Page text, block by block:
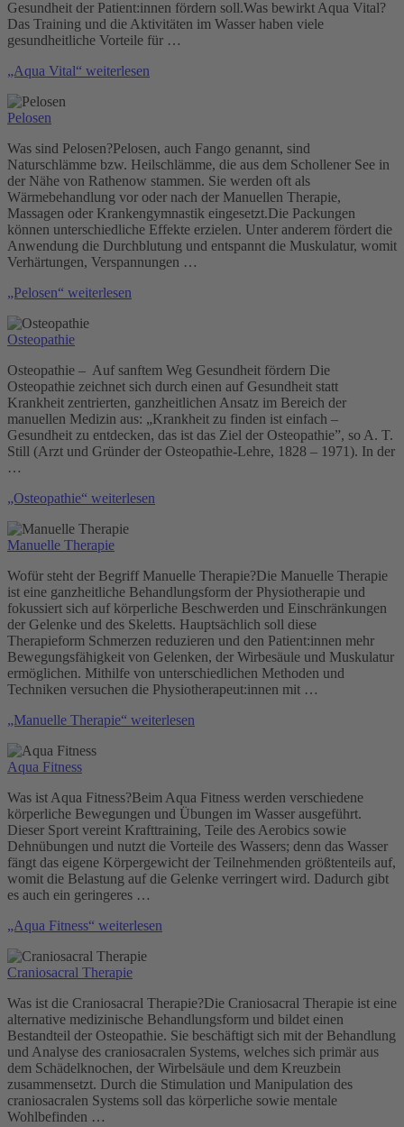
Gesundheit der Patient:innen fördern soll.Was bewirkt Aqua Vital?
Das Training und die Aktivitäten im Wasser haben viele
gesundheitliche Vorteile für …
„Aqua Vital“ weiterlesen
Pelosen
Was sind Pelosen?Pelosen, auch Fango genannt, sind
Naturschlämme bzw. Heilschlämme, die aus dem Schollener See in
der Nähe von Rathenow stammen. Sie werden oft als
Wärmebehandlung vor oder nach der Manuellen Therapie,
Massagen oder Krankengymnastik eingesetzt.Die Packungen
können unterschiedliche Effekte erzielen. Unter anderem fördert die
Anwendung die Durchblutung und entspannt die Muskulatur, womit
Verhärtungen, Verspannungen …
„Pelosen“ weiterlesen
Osteopathie
Osteopathie – Auf sanftem Weg Gesundheit fördern Die
Osteopathie zeichnet sich durch einen auf Gesundheit statt
Krankheit zentrierten, ganzheitlichen Ansatz im Bereich der
manuellen Medizin aus: „Krankheit zu finden ist einfach –
Gesundheit zu entdecken, das ist das Ziel der Osteopathie”, so A. T.
Still (Arzt und Gründer der Osteopathie-Lehre, 1828 – 1971). In der
…
„Osteopathie“ weiterlesen
Manuelle Therapie
Wofür steht der Begriff Manuelle Therapie?Die Manuelle Therapie
ist eine ganzheitliche Behandlungsform der Physiotherapie und
fokussiert sich auf körperliche Beschwerden und Einschränkungen
der Gelenke und des Skeletts. Hauptsächlich soll diese
Therapieform Schmerzen reduzieren und den Patient:innen mehr
Bewegungsfähigkeit von Gelenken, der Wirbesäule und Muskulatur
ermöglichen. Mithilfe von unterschiedlichen Methoden und
Techniken versuchen die Physiotherapeut:innen mit …
„Manuelle Therapie“ weiterlesen
Aqua Fitness
Was ist Aqua Fitness?Beim Aqua Fitness werden verschiedene
körperliche Bewegungen und Übungen im Wasser ausgeführt.
Dieser Sport vereint Krafttraining, Teile des Aerobics sowie
Dehnübungen und nutzt die Vorteile des Wassers; denn das Wasser
fängt das eigene Körpergewicht der Teilnehmenden größtenteils auf,
womit die Belastung auf die Gelenke verringert wird. Dadurch gibt
es auch ein geringeres …
„Aqua Fitness“ weiterlesen
Craniosacral Therapie
Was ist die Craniosacral Therapie?Die Craniosacral Therapie ist eine
alternative medizinische Behandlungsform und bildet einen
Bestandteil der Osteopathie. Sie beschäftigt sich mit der Behandlung
und Analyse des craniosacralen Systems, welches sich primär aus
dem Schädelknochen, der Wirbelsäule und dem Kreuzbein
zusammensetzt. Durch die Stimulation und Manipulation des
craniosacralen Systems soll das körperliche sowie mentale
Wohlbefinden …